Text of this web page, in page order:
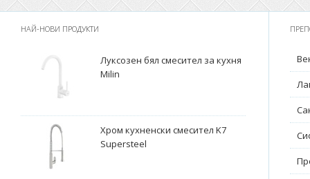
НАЙ-НОВИ ПРОДУКТИ
Луксозен бял смесител за кухня
Milin
Хром кухненски смесител K7
Supersteel